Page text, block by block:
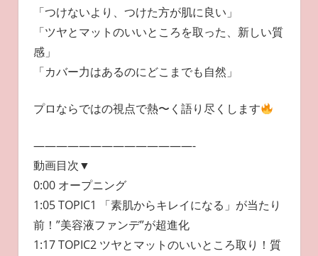
「つけないより、つけた方が肌に良い」
「ツヤとマットのいいところを取った、新しい質
感」
「カバー力はあるのにどこまでも自然」
プロならではの視点で熱〜く語り尽くします
——————————————-
動画目次▼
0:00 オープニング
1:05 TOPIC1 「素肌からキレイになる」が当たり
前！”美容液ファンデ”が超進化
1:17 TOPIC2 ツヤとマットのいいところ取り！質